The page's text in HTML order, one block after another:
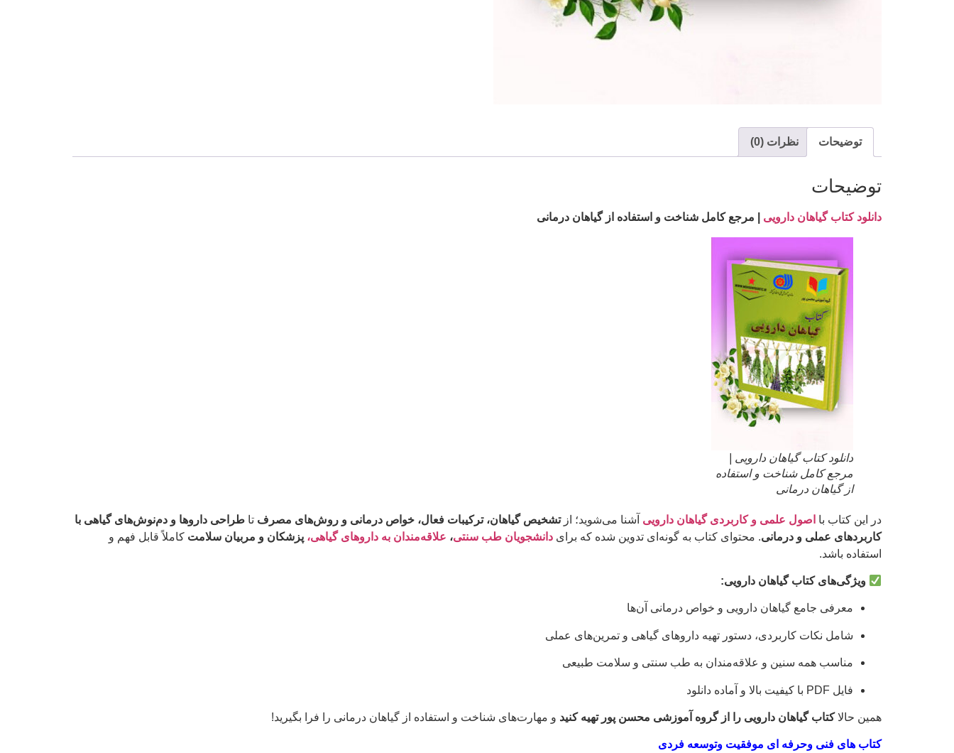
توضیحات نظرات (0)
توضیحات
دانلود کتاب گیاهان دارویی | مرجع کامل شناخت و استفاده از گیاهان درمانی
دانلود کتاب گیاهان دارویی |
مرجع کامل شناخت و استفاده
از گیاهان درمانی
در این کتاب با اصول علمی و کاربردی گیاهان دارویی آشنا می‌شوید؛ ازتشخیص گیاهان، ترکیبات فعال، خواص درمانی و روش‌های مصرف تا طراحی داروها و دم‌نوش‌های گیاهی با
کاربردهای عملی و درمانی. محتوای کتاب به گونه‌ای تدوین شده که برای دانشجویان طب سنتی، علاقه‌مندان به داروهای گیاهی، پزشکان و مربیان سلامت کاملاً قابل فهم و
استفاده باشد.
ویژگی‌های کتاب گیاهان دارویی:
معرفی جامع گیاهان دارویی و خواص درمانی آن‌ها
شامل نکات کاربردی، دستور تهیه داروهای گیاهی و تمرین‌های عملی
مناسب همه سنین و علاقه‌مندان به طب سنتی و سلامت طبیعی
فایل PDF با کیفیت بالا و آماده دانلود
همین حالاکتاب گیاهان دارویی را از گروه آموزشی محسن پور تهیه کنید و مهارت‌های شناخت و استفاده از گیاهان درمانی را فرا بگیرید!
کتاب های فنی وحرفه ای موفقیت وتوسعه فردی